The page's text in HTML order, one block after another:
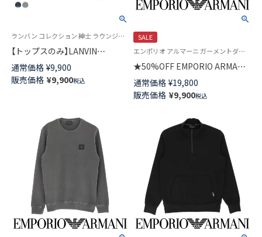
ランバン コレクション 紳士 ラウンジウェア 公式オンラインショップ 男性 部屋着 ルームウェア
【トップスのみ】LANVIN
COLLECTION 長袖 ラウンジウ
ェア 接結天竺 バイカラー 無地
綿100% メンズ 54444016
通常価格 ¥9,900
販売価格 ¥9,900税込
SALE
エンポリオ アルマーニ ガーメントダイ 紳士 ラウンジウェア 公式オンラインショップ
★50%OFF EMPORIO ARMANI
スウェット パンツ GARMENT
DYED ボトムス ラウンジウェア
EUサイズ メンズ 54095383
通常価格 ¥19,800
販売価格 ¥9,900税込